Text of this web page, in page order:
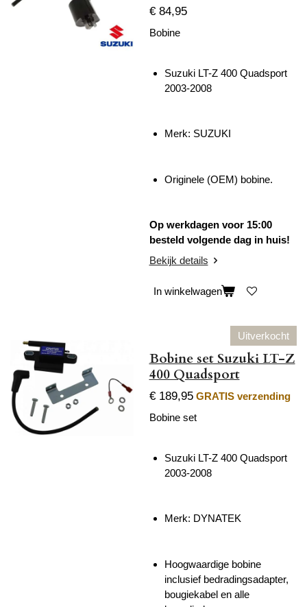
€ 84,95
Bobine
Suzuki LT-Z 400 Quadsport
2003-2008
Merk: SUZUKI
Originele (OEM) bobine.
Op werkdagen voor 15:00
besteld volgende dag in huis!
Bekijk details
In winkelwagen
Uitverkocht
Bobine set Suzuki LT-Z
400 Quadsport
€ 189,95 GRATIS verzending
Bobine set
Suzuki LT-Z 400 Quadsport
2003-2008
Merk: DYNATEK
Hoogwaardige bobine
inclusief bedradingsadapter,
bougiekabel en alle